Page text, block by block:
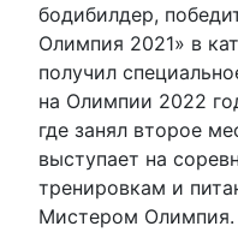
бодибилдер,
Олимпия 2021» в
получил
на Олимпии 2022
где занял второе
выступает на
тренировкам и
Мистером Олимпия.